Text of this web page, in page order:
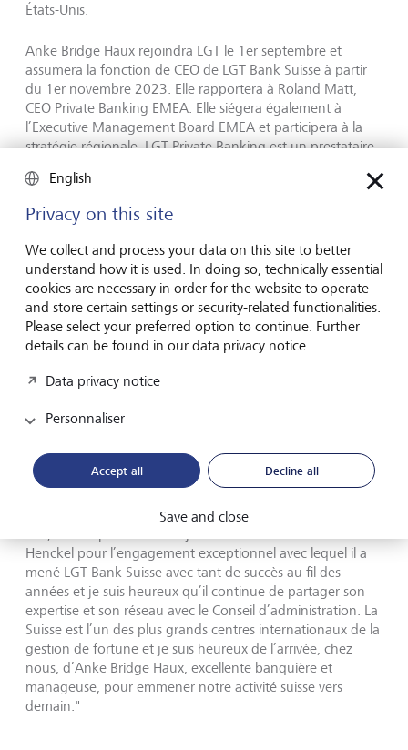
États-Unis.
Anke Bridge Haux rejoindra LGT le 1er septembre et
assumera la fonction de CEO de LGT Bank Suisse à partir
du 1er novembre 2023. Elle rapportera à Roland Matt,
CEO Private Banking EMEA. Elle siégera également à
l’Executive Management Board EMEA et participera à la
stratégie régionale. LGT Private Banking est un prestataire
privés et familles fortunés. Fin juin 2022, elle gérait des
actifs pour un montant de CHF 203,7 milliards, dont CHF
45 milliards en Suisse.
Après passation de ses fonctions à Anke Bridge Haux,
Heinrich Henckel siégera au Conseil d’administration de
LGT Bank Suisse. Il restera au Conseil d’administration de
LGT Wealth Management (Royaume-Uni). Heinrich
Henckel a rejoint le directoire de LGT Bank Suisse en 2009
en tant que responsable du marché Suisse et Europe et a
été nommé CEO de l’unité en 2013. "Avec notre équipe,
suisse au fil des années et je suis convaincu que nous
clientèle un Private Banking de première classe", annonce
Heinrich Henckel.
S.A.S. le Prince Max von und zu Liechtenstein, Chairman
Henckel pour l’engagement exceptionnel avec lequel il a
mené LGT Bank Suisse avec tant de succès au fil des
années et je suis heureux qu’il continue de partager son
expertise et son réseau avec le Conseil d’administration. La
Suisse est l’un des plus grands centres internationaux de la
gestion de fortune et je suis heureux de l’arrivée, chez
nous, d’Anke Bridge Haux, excellente banquière et
manageuse, pour emmener notre activité suisse vers
demain."
English
Privacy on this site
We collect and process your data on this site to better
understand how it is used. In doing so, technically essential
cookies are necessary in order for the website to operate
and store certain settings or security-related functionalities.
Please select your preferred option to continue. Further
details can be found in our data privacy notice.
Data privacy notice
Personnaliser
Accept all Decline all
Save and close